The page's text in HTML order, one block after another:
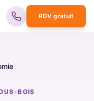
RDV gratuit
BOIS